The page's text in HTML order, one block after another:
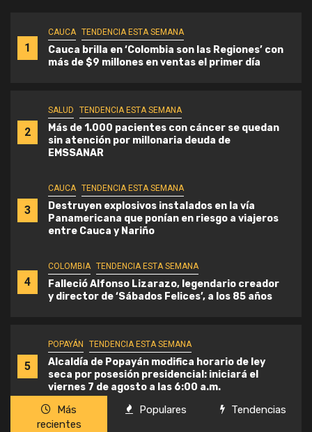
1
CAUCA TENDENCIA ESTA SEMANA
Cauca brilla en ‘Colombia son las Regiones’ con
más de $9 millones en ventas el primer día
2
SALUD TENDENCIA ESTA SEMANA
Más de 1.000 pacientes con cáncer se quedan
sin atención por millonaria deuda de
EMSSANAR
3
CAUCA TENDENCIA ESTA SEMANA
Destruyen explosivos instalados en la vía
Panamericana que ponían en riesgo a viajeros
entre Cauca y Nariño
4
COLOMBIA TENDENCIA ESTA SEMANA
Falleció Alfonso Lizarazo, legendario creador
y director de ‘Sábados Felices’, a los 85 años
5
POPAYÁN TENDENCIA ESTA SEMANA
Alcaldía de Popayán modifica horario de ley
seca por posesión presidencial: iniciará el
viernes 7 de agosto a las 6:00 a.m.
Más
recientes
Populares Tendencias